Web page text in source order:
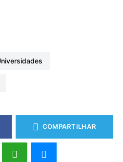
Universidades
COMPARTILHAR